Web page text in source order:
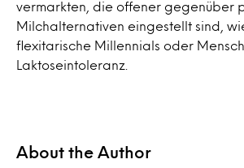
vermarkten, die offener gegenüber
Milchalternativen eingestellt sind,
flexitarische Millennials oder
Laktoseintoleranz.
About the Author